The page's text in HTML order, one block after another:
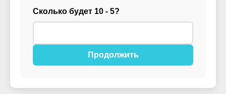
Сколько будет 10 - 5?
Продолжить